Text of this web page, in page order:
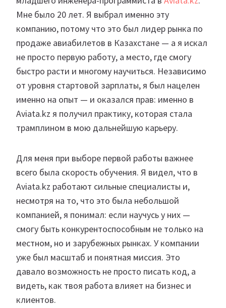
Мне было 20 лет. Я выбрал именно эту
компанию, потому что это был лидер рынка по
продаже авиабилетов в Казахстане — а я искал
не просто первую работу, а место, где смогу
быстро расти и многому научиться. Независимо
от уровня стартовой зарплаты, я был нацелен
именно на опыт — и оказался прав: именно в
Aviata.kz я получил практику, которая стала
трамплином в мою дальнейшую карьеру.
Для меня при выборе первой работы важнее
всего была скорость обучения. Я видел, что в
Aviata.kz работают сильные специалисты и,
несмотря на то, что это была небольшой
компанией, я понимал: если научусь у них —
смогу быть конкурентоспособным не только на
местном, но и зарубежных рынках. У компании
уже был масштаб и понятная миссия. Это
давало возможность не просто писать код, а
видеть, как твоя работа влияет на бизнес и
клиентов.